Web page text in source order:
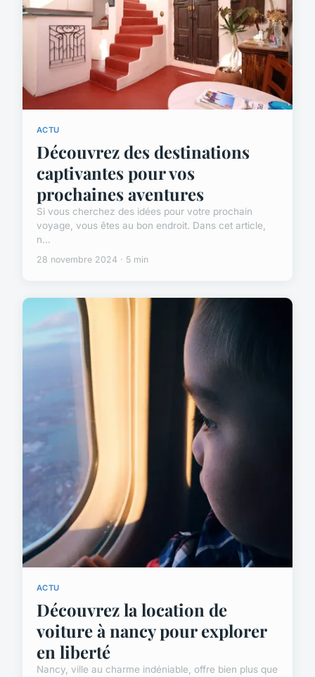
ACTU
Découvrez des destinations
captivantes pour vos
prochaines aventures
Si vous cherchez des idées pour votre prochain
voyage, vous êtes au bon endroit. Dans cet article,
n...
28 novembre 2024 · 5 min
ACTU
Découvrez la location de
voiture à nancy pour explorer
en liberté
Nancy, ville au charme indéniable, offre bien plus que